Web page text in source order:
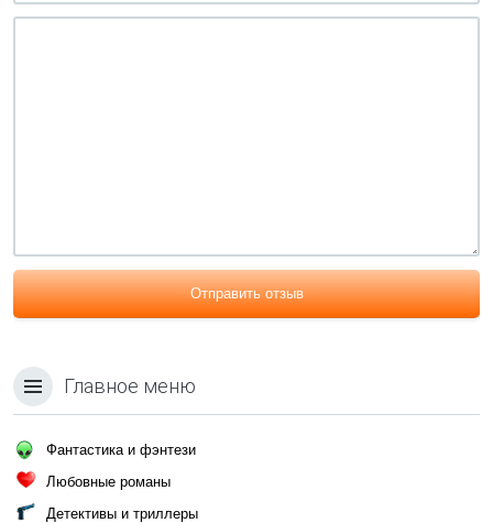
Отправить отзыв
Главное меню
Фантастика и фэнтези
Любовные романы
Детективы и триллеры